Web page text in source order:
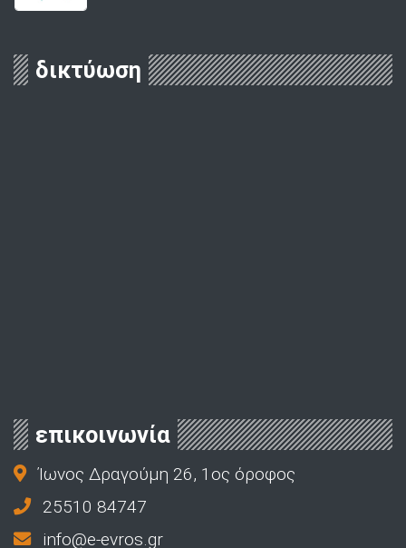
δικτύωση
επικοινωνία
Ίωνος Δραγούμη 26, 1ος όροφος
25510 84747
info@e-evros.gr